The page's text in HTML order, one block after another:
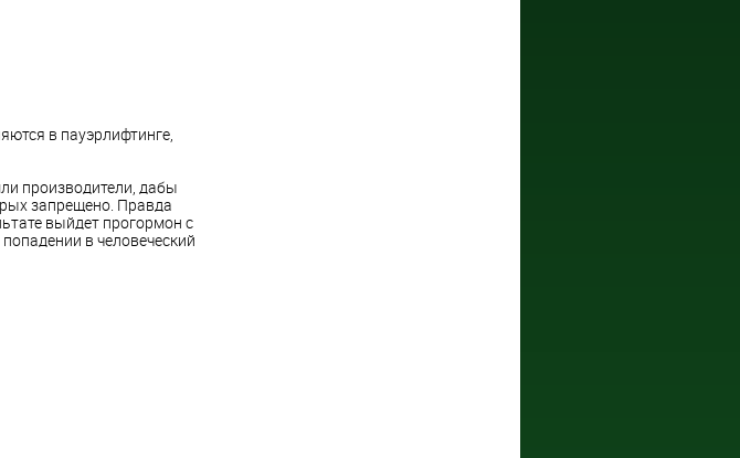
в пауэрлифтинге,
производители, дабы
запрещено. Правда
выйдет прогормон с
в человеческий